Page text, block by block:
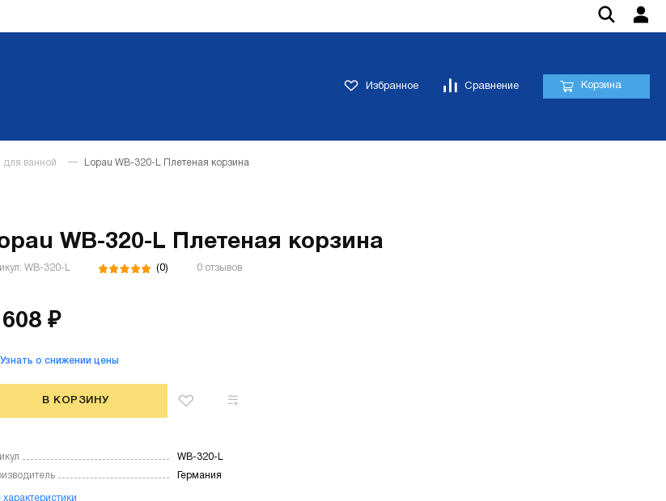
Избранное Сравнение Корзина
для ванной Lopau WB-320-L Плетеная корзина
WB-320-L Плетеная корзина
WB-320-L (0) 0 отзывов
₽
Узнать о снижении цены
В КОРЗИНУ
WB-320-L
Германия
характеристики